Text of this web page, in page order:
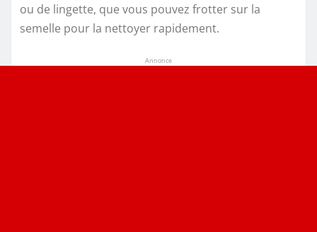
ou de lingette, que vous pouvez frotter sur la
semelle pour la nettoyer rapidement.
Annonce